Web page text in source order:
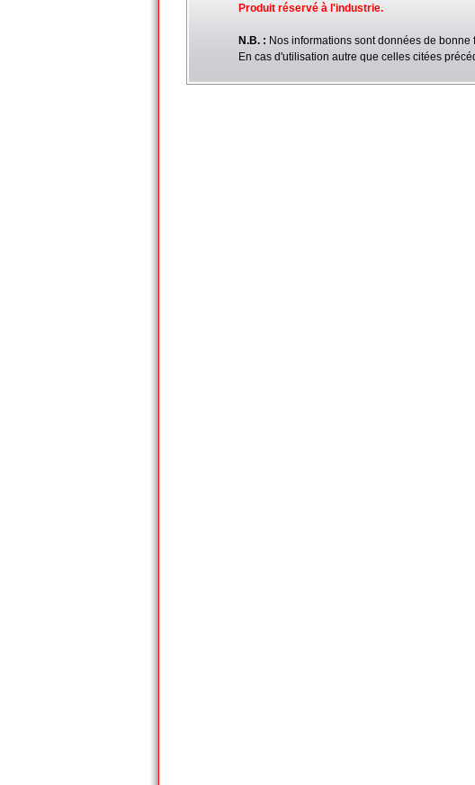
Produit réservé à l'industrie.
N.B. : Nos informations sont données de bonne
En cas d'utilisation autre que celles citées